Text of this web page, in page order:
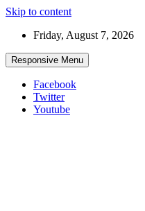
Skip to content
Friday, August 7, 2026
Responsive Menu
Facebook
Twitter
Youtube